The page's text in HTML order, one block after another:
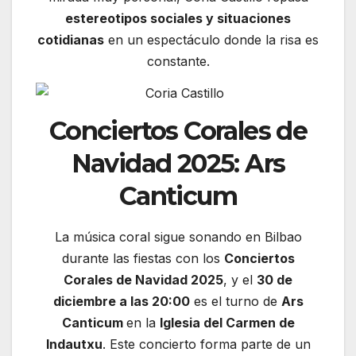
estereotipos sociales y situaciones
cotidianas en un espectáculo donde la risa es
constante.
Conciertos Corales de
Navidad 2025: Ars
Canticum
La música coral sigue sonando en Bilbao
durante las fiestas con los Conciertos
Corales de Navidad 2025, y el 30 de
diciembre a las 20:00es el turno de Ars
Canticum en la Iglesia del Carmen de
Indautxu. Este concierto forma parte de un